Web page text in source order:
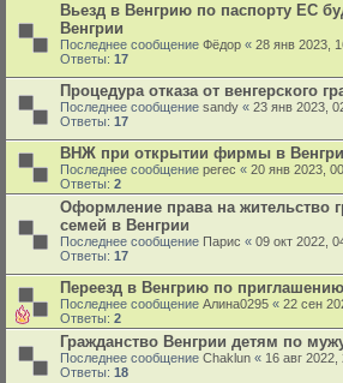
Вьезд в Венгрию по паспорту ЕС
Венгрии
Последнее сообщение Фёдор « 28 янв 2023,
Ответы: 17
Процедура отказа от венгерского
Последнее сообщение sandy « 23 янв 2023,
Ответы: 17
ВНЖ при открытии фирмы в
Последнее сообщение perec « 20 янв 2023,
Ответы: 2
Оформление права на жительство
семей в Венгрии
Последнее сообщение Парис « 09 окт 2022,
Ответы: 17
Переезд в Венгрию по приглашению
Последнее сообщение Алина0295 « 22 сен
Ответы: 2
Гражданство Венгрии детям по
Последнее сообщение Chaklun « 16 авг 2022,
Ответы: 18